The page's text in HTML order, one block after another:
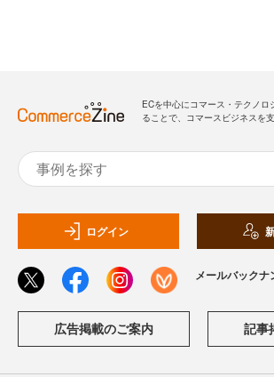
ECを中心にコマース・テクノ
ることで、コマースビジネスを
ログイン
メールバックナ
広告掲載のご案内 記事